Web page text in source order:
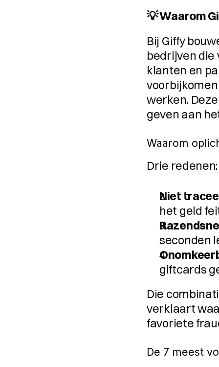
💡 Waarom
Bij Giffy
bedrijven
klanten en
werken.
geven aan
Waarom
Drie redenen:
Niet
het geld
seconden
giftcards
Die
verklaart
favoriete
De 7 meest